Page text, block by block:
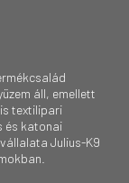
áll, emellett
textilipari
és katonai
Julius-K9